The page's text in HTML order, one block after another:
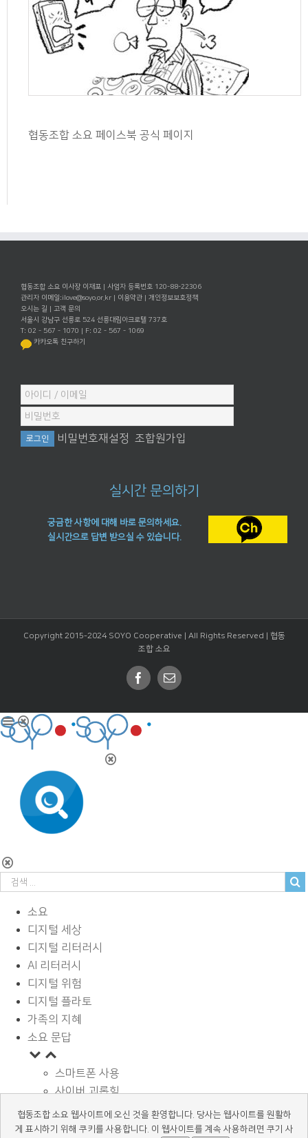
협동조합 소요 페이스북 공식 페이지
협동조합 소요 이사장 이재포 | 사업자 등록번호 120-88-22306
관리자 이메일:ilove@soyo.or.kr | 이용약관 | 개인정보보호정책
오시는 길 | 고객 문의
서울시 강남구 선릉로 524 선릉대림아크로텔 737호
T: 02 - 567 - 1070 | F: 02 - 567 - 1069
카카오톡 친구하기
비밀번호재설정 조합원가입
실시간 문의하기
궁금한 사항에 대해 바로 문의하세요.
실시간으로 답변 받으실 수 있습니다.
Copyright 2015-2024 SOYO Cooperative | All Rights Reserved | 협동
조합 소요
Facebook
Email
소요
디지털 세상
디지털 리터러시
AI 리터러시
디지털 위험
디지털 플라토
가족의 지혜
소요 문답
스마트폰 사용
사이버 괴롭힘
페이스북과 SNS
디지털과 학습
협동조합 소요 웹사이트에 오신 것을 환영합니다. 당사는 웹사이트를 원활하
게 표시하기 위해 쿠키를 사용합니다. 이 웹사이트를 계속 사용하려면 쿠기 사